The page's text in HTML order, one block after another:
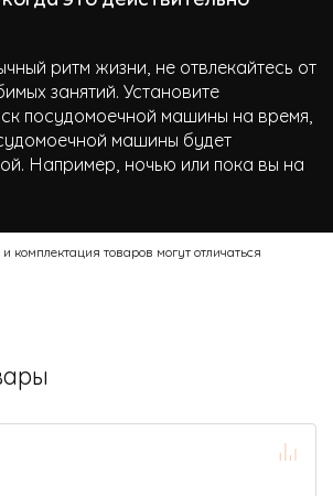
ритм жизни, не отвлекайтесь от
занятий. Установите
посудомоечной машины на время,
машины будет
Например, ночью или пока вы на
комплектация товаров могут отличаться